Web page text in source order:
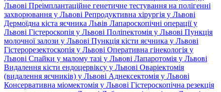
Львові Преімплантаційне генетичне тестування на полігенні
захворювання у Львові Репродуктивна хірургія у Львові
Дермоїдна кіста яєчника Львів Лапароскопічні операції у
Львові Гістероскопія у Львові Поліпектомія у Львові Пункція
молочної залози у Львові Пункція кісти яєчника у Львові
Гістерорезектоскопія у Львові Оперативна гінекологія у
Львові Спайки у малому тазі у Львові Лапаротомія у Львові
Видалення кісти ендоцервіксу у Львові Оваріектомія
(видалення яєчників) у Львові Аднексектомія у Львові
Консервативна міомектомія у Львові Гістероскопічна резекція